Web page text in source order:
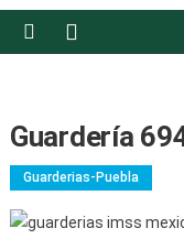
Guardería
Guarderias-Puebla